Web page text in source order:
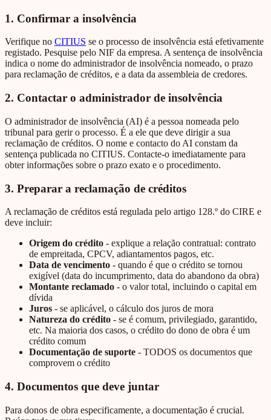
1. Confirmar a insolvência
Verifique no CITIUS se o processo de insolvência está efetivamente
registado. Pesquise pelo NIF da empresa. A sentença de insolvência
indica o nome do administrador de insolvência nomeado, o prazo
para reclamação de créditos, e a data da assembleia de credores.
2. Contactar o administrador de insolvência
O administrador de insolvência (AI) é a pessoa nomeada pelo
tribunal para gerir o processo. É a ele que deve dirigir a sua
reclamação de créditos. O nome e contacto do AI constam da
sentença publicada no CITIUS. Contacte-o imediatamente para
obter informações sobre o prazo exato e o procedimento.
3. Preparar a reclamação de créditos
A reclamação de créditos está regulada pelo artigo 128.º do CIRE e
deve incluir:
Origem do crédito - explique a relação contratual: contrato
de empreitada, CPCV, adiantamentos pagos, etc.
Data de vencimento - quando é que o crédito se tornou
exigível (data do incumprimento, data do abandono da obra)
Montante reclamado - o valor total, incluindo o capital em
dívida
Juros - se aplicável, o cálculo dos juros de mora
Natureza do crédito - se é comum, privilegiado, garantido,
etc. Na maioria dos casos, o crédito do dono de obra é um
crédito comum
Documentação de suporte - TODOS os documentos que
comprovem o crédito
4. Documentos que deve juntar
Para donos de obra especificamente, a documentação é crucial.